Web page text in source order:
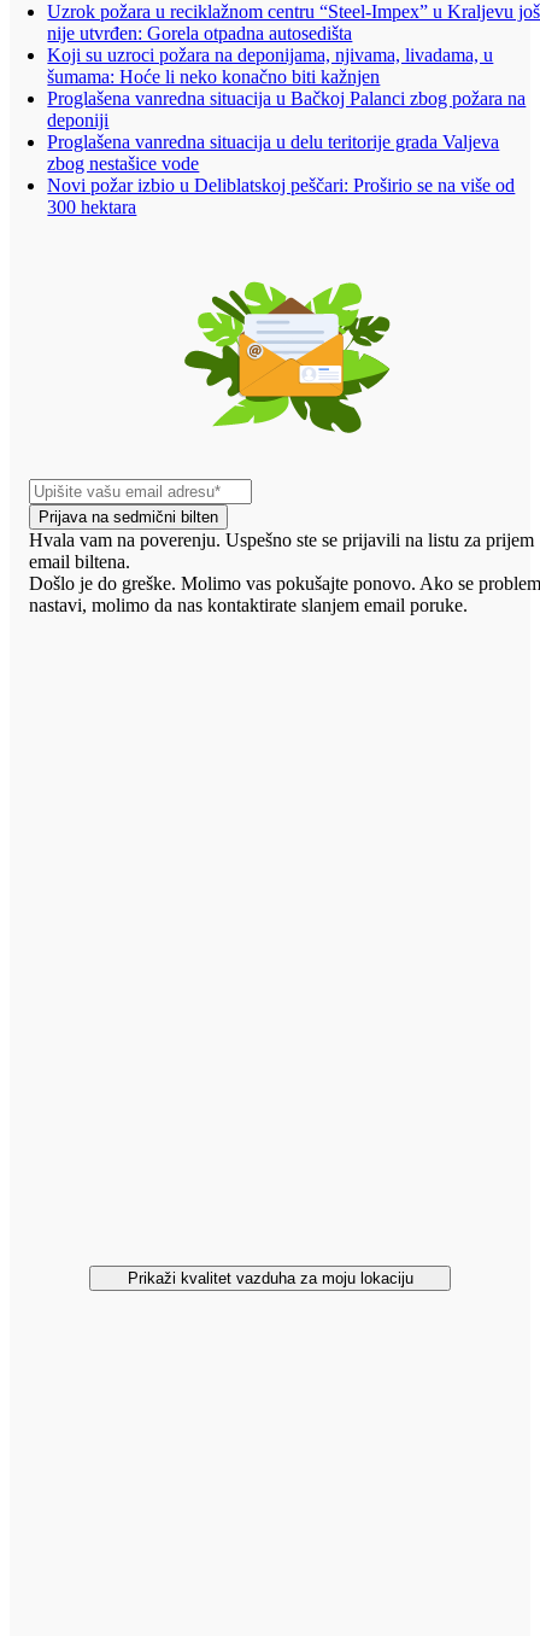
Uzrok požara u reciklažnom centru “Steel-Impex” u Kraljevu još
nije utvrđen: Gorela otpadna autosedišta
Koji su uzroci požara na deponijama, njivama, livadama, u
šumama: Hoće li neko konačno biti kažnjen
Proglašena vanredna situacija u Bačkoj Palanci zbog požara na
deponiji
Proglašena vanredna situacija u delu teritorije grada Valjeva
zbog nestašice vode
Novi požar izbio u Deliblatskoj peščari: Proširio se na više od
300 hektara
Prijava na sedmični bilten
Hvala vam na poverenju. Uspešno ste se prijavili na listu za prijem
email biltena.
Došlo je do greške. Molimo vas pokušajte ponovo. Ako se
nastavi, molimo da nas kontaktirate slanjem email poruke.
Prikaži kvalitet vazduha za moju lokaciju